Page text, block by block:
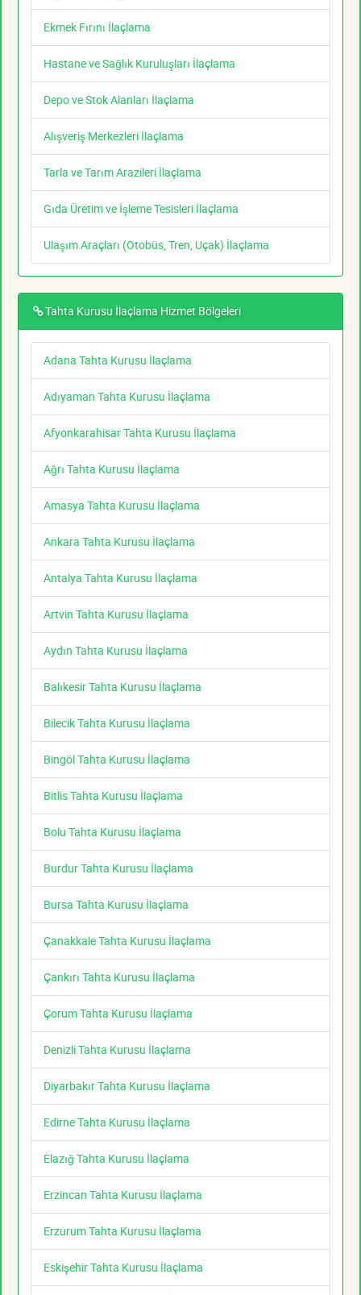
Ekmek Fırını İlaçlama
Hastane ve Sağlık Kuruluşları İlaçlama
Depo ve Stok Alanları İlaçlama
Alışveriş Merkezleri İlaçlama
Tarla ve Tarım Arazileri İlaçlama
Gıda Üretim ve İşleme Tesisleri İlaçlama
Ulaşım Araçları (Otobüs, Tren, Uçak) İlaçlama
Tahta Kurusu İlaçlama Hizmet Bölgeleri
Adana Tahta Kurusu İlaçlama
Adıyaman Tahta Kurusu İlaçlama
Afyonkarahisar Tahta Kurusu İlaçlama
Ağrı Tahta Kurusu İlaçlama
Amasya Tahta Kurusu İlaçlama
Ankara Tahta Kurusu İlaçlama
Antalya Tahta Kurusu İlaçlama
Artvin Tahta Kurusu İlaçlama
Aydın Tahta Kurusu İlaçlama
Balıkesir Tahta Kurusu İlaçlama
Bilecik Tahta Kurusu İlaçlama
Bingöl Tahta Kurusu İlaçlama
Bitlis Tahta Kurusu İlaçlama
Bolu Tahta Kurusu İlaçlama
Burdur Tahta Kurusu İlaçlama
Bursa Tahta Kurusu İlaçlama
Çanakkale Tahta Kurusu İlaçlama
Çankırı Tahta Kurusu İlaçlama
Çorum Tahta Kurusu İlaçlama
Denizli Tahta Kurusu İlaçlama
Diyarbakır Tahta Kurusu İlaçlama
Edirne Tahta Kurusu İlaçlama
Elazığ Tahta Kurusu İlaçlama
Erzincan Tahta Kurusu İlaçlama
Erzurum Tahta Kurusu İlaçlama
Eskişehir Tahta Kurusu İlaçlama